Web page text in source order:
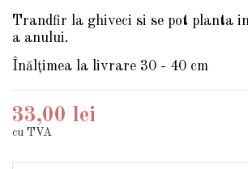
Trandfir la ghiveci si se pot planta
a anului.
Înălțimea la livrare 30 - 40 cm
33,00 lei
cu TVA